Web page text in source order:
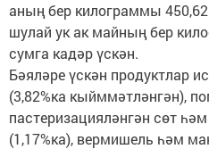
аның бер килограммы
шулай ук ак майның бер
сумга кадәр үскән.
Бәяләре үскән продуктлар
(3,82%ка кыйммәтләнгән),
пастеризацияләнгән сөт
(1,17%ка), вермишель һәм